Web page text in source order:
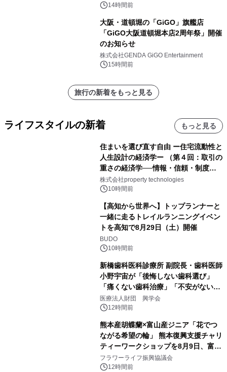
森」の握り寿司プラン
14時間前
大阪・道頓堀の「GiGO」旗艦店
「GiGO大阪道頓堀本店2周年祭」開催
のお知らせ
株式会社GENDA GiGO Entertainment
15時間前
旅行の新着をもっと見る
ライフスタイルの新着 もっと見る
住まいを選び直す自由 ー住宅流動性と
人生設計の経済学ー （第４回：取引の
重さの経済学──情報・信頼・制度を
PropTechはどう組み替えるか）｜
PropTech-Lab
株式会社property technologies
10時間前
【高知から世界へ】トップランナーと
一緒に走るトレイルランニングイベン
トを高知で8月29日（土）開催
BUDO
10時間前
新橋歯科医科診療所 副院長・歯科医師
小野宇宙が「後悔しない歯科選び」
「痛くない歯科治療」「不安がない治
療計画」をテーマに専門監修
医療法人財団 興学会
12時間前
熊本産胡蝶蘭×富山産ジニア「花でつ
ながる希望の輪」 熊本復興支援チャリ
ティーワークショップを8月9日、富
山・射水で開催
フラワーライフ振興協議会
12時間前